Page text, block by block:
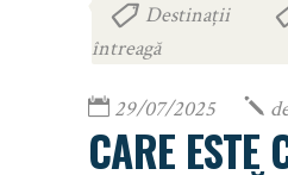
Destinații
întreagă
29/07/2025
CARE ESTE